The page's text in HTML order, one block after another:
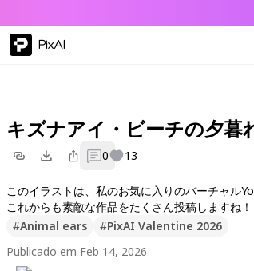
PixAI
キズナアイ・ビーチの夕暮
0 13
このイラストは、私のお気に入りのバーチャル
これからも素敵な作品をたくさん投稿しますね
#Animal ears #PixAI Valentine 2026
Publicado em Feb 14, 2026